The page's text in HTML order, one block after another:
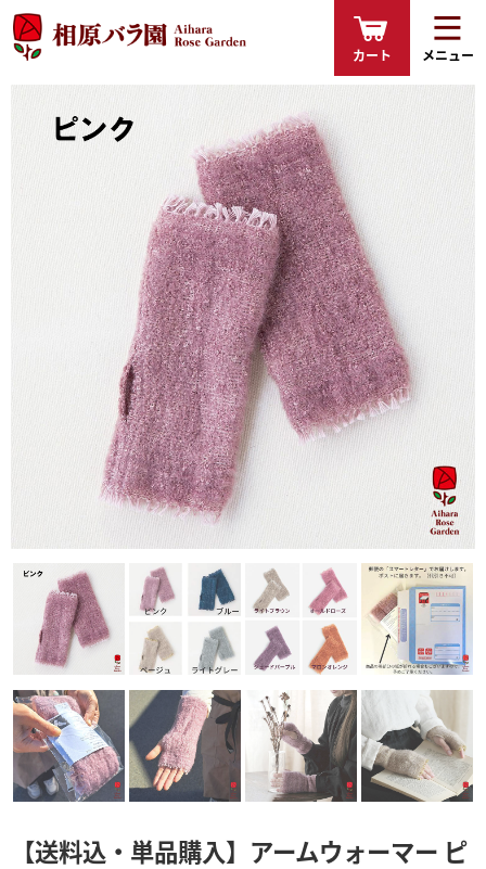
カート メニュー
【送料込・単品購入】アームウォーマー ピ